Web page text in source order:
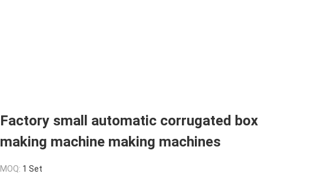
Factory small automatic corrugated box
making machine making machines
MOQ: 1 Set